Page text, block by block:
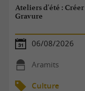
Ateliers d'été :
Gravure
06/08/2026
Aramits
Culture